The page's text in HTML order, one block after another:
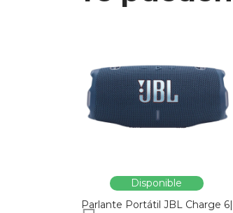
Disponible
Parlante Portátil JBL Charge 6|